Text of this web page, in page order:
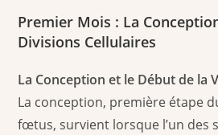
Premier Mois : La
Divisions Cellulaires
La Conception et le Début de la
La conception, première étape
fœtus, survient lorsque l’un des